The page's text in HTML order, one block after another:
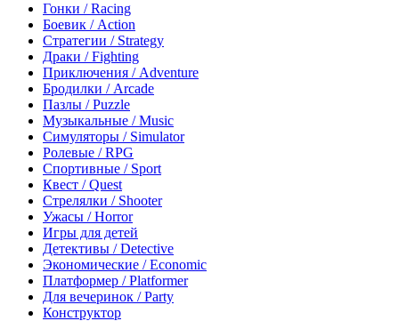
Гонки / Racing
Боевик / Action
Стратегии / Strategy
Драки / Fighting
Приключения / Adventure
Бродилки / Arcade
Пазлы / Puzzle
Музыкальные / Music
Симуляторы / Simulator
Ролевые / RPG
Спортивные / Sport
Квест / Quest
Стрелялки / Shooter
Ужасы / Horror
Игры для детей
Детективы / Detective
Экономические / Economic
Платформер / Platformer
Для вечеринок / Party
Конструктор